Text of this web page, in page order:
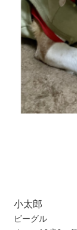
小太郎
ビーグル